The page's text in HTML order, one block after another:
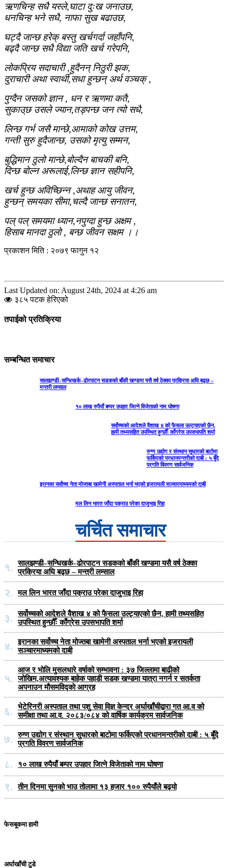
ऋणचिन्ह सधै यस्ले,घाटा दुःख जनाउछ,
धनचिन्ह भने सधै, नाफा सुख बढाउछ,
घट्दै जान्छ हरेक् बस्तु खर्चगर्दा जहाँपनि,
बढ्दै जान्छ सधै विद्या जति खर्च गरेपनि,
लोकप्रिय सदाचारी ,हुदैनन् निठुरी झक,
दुराचारी अथा स्वार्थी,सधा हुन्छन् अर्थ वञ्चक् ,
पुग्दैन जसको ज्ञान , धन र ऋणमा कतै,
सुकाउ्छ उसले ज्यान,तड्पन्छ जन त्यो सधै,
लिन्छ गर्भ जसै मान्छे,आमाको कोख उत्तम,
गन्ती सुरु हुदैजान्छ, उसको मृत्यु सम्मन,
बुद्धिमान ठुलो मान्छे,बोल्दैन बाचकी बनि,
दिन्छ बोल्न अरूलाई,लिन्छ ज्ञान सहीपनि,
खर्च हुन्छ अविच्छिन्न ,अथाह आयु जीवन,
हुन्छन् समयका सीमा,चल्दै जान्छ सनातन,
पल् पल् समयमा ध्यान,नपुग्दा हुन्छ अक्षम ,
हिसाब मानदा ठुलो , बन्छ जीवन सक्षम ।।
प्रकाशन मिति : २०७९ फागुन १२
Last Updated on: August 24th, 2024 at 4:26 am
३८५ पटक हेरिएको
तपाईको प्रतिक्रिया
सम्बन्धित समाचार
सालझण्डी–सन्धिखर्क–ढोरपाटन सडकको बाँकी खण्डमा यसै वर्ष ठेक्का प्रक्रिया अघि बढ्छ –
मन्त्री लम्साल
१० लाख रुपैयाँ बम्पर उपहार जित्ने विजेताको नाम घोषणा
सर्वोच्चको आदेशले वैशाख ४ को फैसला उल्ट्याएको छैन,
हामी तथ्यसहित उपस्थित हुन्छौँः काँग्रेस उपसभापति शर्मा
रुग्ण उद्योग र संस्थान सुधारको बाटोमा
फर्किएको प्रधानमन्त्रीको दाबी : ५ बुँदे
प्रगति विवरण सार्वजनिक
इरानका सर्वोच्च नेता मोज्तबा खामेनी अस्पताल भर्ना भएको इजरायली सञ्चारमाध्यमको दाबी
मल लिन भारत जाँदा पक्राउ परेका दाजुभाइ रिहा
चर्चित समाचार
१.
सालझण्डी–सन्धिखर्क–ढोरपाटन सडकको बाँकी खण्डमा यसै वर्ष ठेक्का
प्रक्रिया अघि बढ्छ – मन्त्री लम्साल
२. मल लिन भारत जाँदा पक्राउ परेका दाजुभाइ रिहा
३.
सर्वोच्चको आदेशले वैशाख ४ को फैसला उल्ट्याएको छैन, हामी तथ्यसहित
उपस्थित हुन्छौँः काँग्रेस उपसभापति शर्मा
४.
इरानका सर्वोच्च नेता मोज्तबा खामेनी अस्पताल भर्ना भएको इजरायली
सञ्चारमाध्यमको दाबी
५.
आज र भोलि मुसलधारे वर्षाको सम्भावना : ३७ जिल्लामा बाढीको
जोखिम,अत्यावश्यक बाहेक पहाडी सडक खण्डमा यात्रा नगर्न र सतर्कता
अपनाउन मौसमविद्काे आग्रह
६.
भेटेरिनरी अस्पताल तथा पशु सेवा विज्ञ केन्द्र अर्घाखाँचीद्वारा गत आ.व को
समीक्षा तथा आ.व. २०८३/०८४ को वार्षिक कार्यक्रम सार्वजनिक
७.
रुग्ण उद्योग र संस्थान सुधारको बाटोमा फर्किएको प्रधानमन्त्रीको दाबी : ५ बुँदे
प्रगति विवरण सार्वजनिक
८. १० लाख रुपैयाँ बम्पर उपहार जित्ने विजेताको नाम घोषणा
९. तीन दिनमा सुनको भाउ तोलामा १३ हजार १०० रुपैयाँले बढ्यो
फेसबूकमा हामी
अर्घाखाँची टुडे